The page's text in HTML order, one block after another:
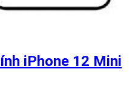
iPhone 12 Mini